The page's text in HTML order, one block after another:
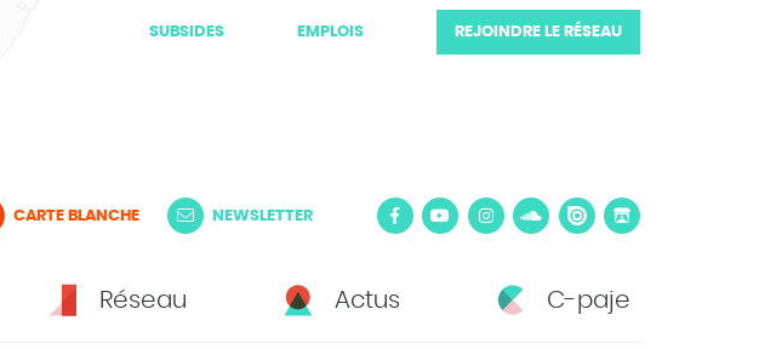
SUBSIDES EMPLOIS REJOINDRE LE RÉSEAU
CARTE BLANCHE NEWSLETTER
Réseau Actus C-paje